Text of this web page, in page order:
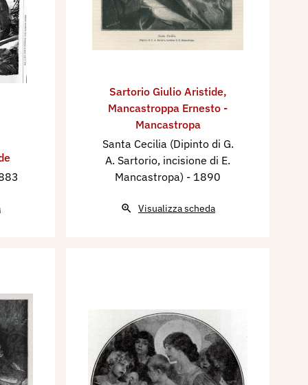
Sartorio Giulio Aristide,
Mancastroppa Ernesto -
Mancastropa
Santa Cecilia (Dipinto di G.
A. Sartorio, incisione di E.
Mancastropa) - 1890
Visualizza scheda